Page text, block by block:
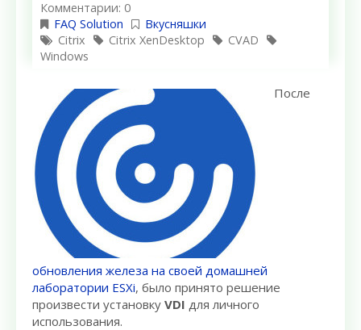
Комментарии: 0
FAQ Solution
Вкусняшки
Citrix
Citrix XenDesktop
CVAD
Windows
После
обновления железа на своей домашней
лаборатории ESXi, было принято решение
произвести установку VDI для личного
использования.